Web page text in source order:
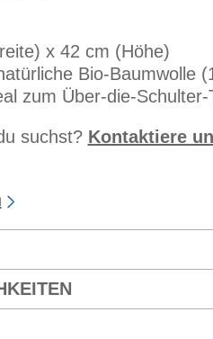
x 42 cm (Höhe)
Bio-Baumwolle
zum Über-die-Schulter-
suchst? Kontaktiere